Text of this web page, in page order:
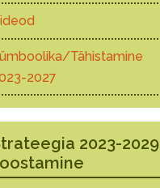
Tähistamine
2027
2023-2029